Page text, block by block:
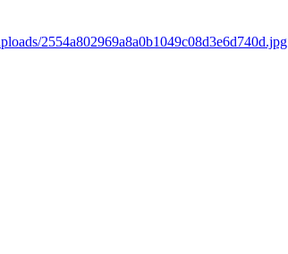
2554a802969a8a0b1049c08d3e6d740d.jpg